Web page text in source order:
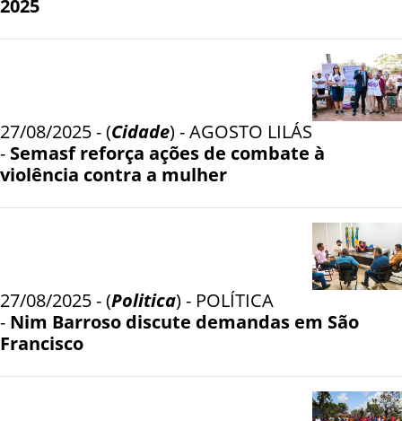
2025
27/08/2025 - (Cidade) - AGOSTO LILÁS
- Semasf reforça ações de combate à
violência contra a mulher
27/08/2025 - (Politica) - POLÍTICA
- Nim Barroso discute demandas em São
Francisco